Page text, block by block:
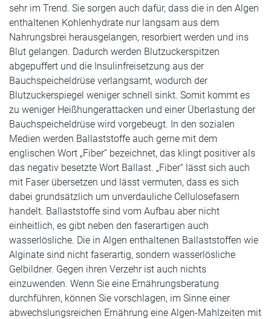
sehr im Trend. Sie sorgen auch dafür, dass die in den Algen
enthaltenen Kohlenhydrate nur langsam aus dem
Nahrungsbrei herausgelangen, resorbiert werden und ins
Blut gelangen. Dadurch werden Blutzuckerspitzen
abgepuffert und die Insulinfreisetzung aus der
Bauchspeicheldrüse verlangsamt, wodurch der
Blutzuckerspiegel weniger schnell sinkt. Somit kommt es
zu weniger Heißhungerattacken und einer Überlastung der
Bauchspeicheldrüse wird vorgebeugt. In den sozialen
Medien werden Ballaststoffe auch gerne mit dem
englischen Wort „Fiber“ bezeichnet, das klingt positiver als
das negativ besetzte Wort Ballast. „Fiber“ lässt sich auch
mit Faser übersetzen und lässt vermuten, dass es sich
dabei grundsätzlich um unverdauliche Cellulosefasern
handelt. Ballaststoffe sind vom Aufbau aber nicht
einheitlich, es gibt neben den faserartigen auch
wasserlösliche. Die in Algen enthaltenen Ballaststoffen wie
Alginate sind nicht faserartig, sondern wasserlösliche
Gelbildner. Gegen ihren Verzehr ist auch nichts
einzuwenden. Wenn Sie eine Ernährungsberatung
durchführen, können Sie vorschlagen, im Sinne einer
abwechslungsreichen Ernährung eine Algen-Mahlzeiten mit